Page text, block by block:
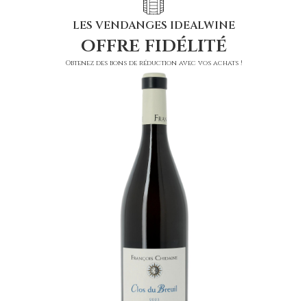
LES VENDANGES IDEALWINE
offre fidélité
Obtenez des bons de réduction avec vos achats !